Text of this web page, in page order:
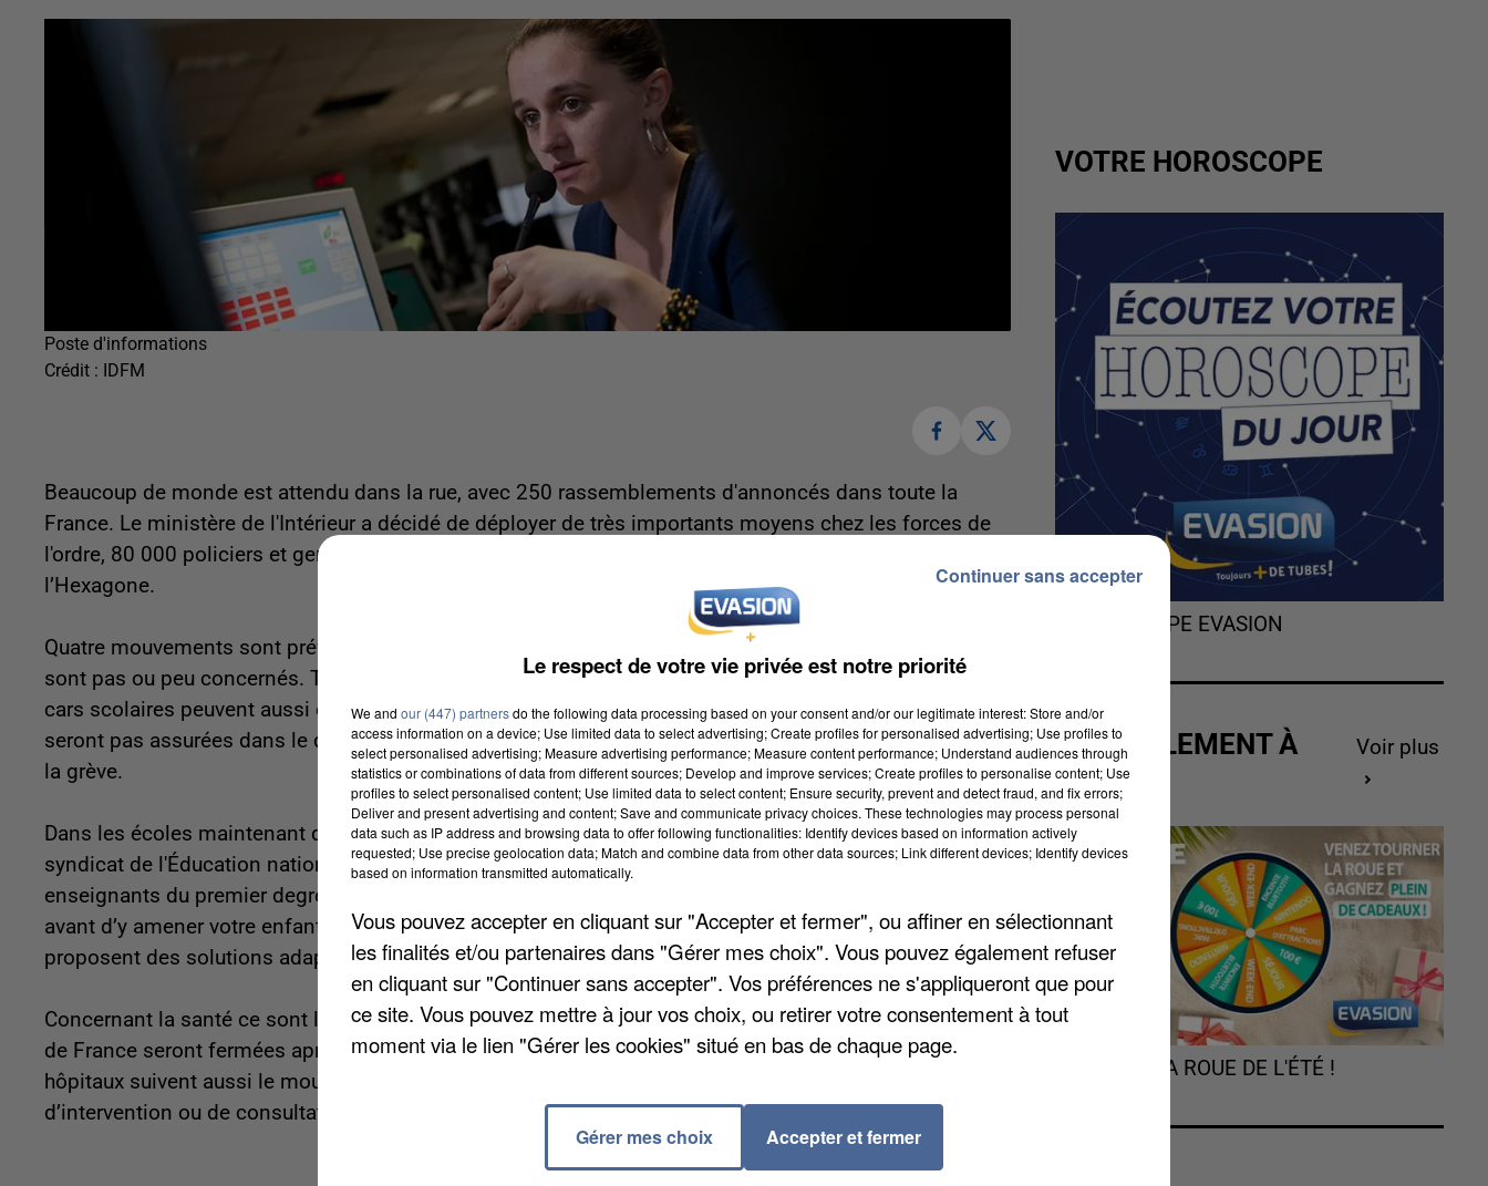
Poste d'informations
Crédit : IDFM
Beaucoup de monde est attendu dans la rue, avec 250 rassemblements d'annoncés dans toute la
France. Le ministère de l'Intérieur a décidé de déployer de très importants moyens chez les forces de
l'ordre, 80 000 policiers et gendarmes pour faire face aux près de 900 000 personnes attendues dans
l’Hexagone.
Quatre mouvements sont prévus dans la Somme dont à Amiens et Abbeville.Les avions et les TGV ne
sont pas ou peu concernés. Trois TER sur 5 sont prévus et 1 Intercités sur 2 devrait circuler. Les bus et
cars scolaires peuvent aussi être touchés localement. Près de 200 lignes scolaires de Transdev ne
seront pas assurées dans le département. À Paris la quasi-totalité des RER et métro seront touchés par
la grève.
Dans les écoles maintenant quelques fermetures sont prévues dans le département. Le principal
syndicat de l'Éducation nationale dans l'enseignement primaire, FSU-Snuipp prévoit qu'un tiers des
enseignants du premier degré soient en grève. Là aussi la seule solution est de contacter son école
avant d’y amener votre enfant. De nombreuses cantines resteront closes cette journée. Les mairies
proposent des solutions adaptées et locales.
Concernant la santé ce sont les pharmacies qui sont le plus impactées. Quasiment toutes les officines
de France seront fermées après un appel des syndicats. On tourne autour des 90% en moyenne. Les
hôpitaux suivent aussi le mouvement avec certains services qui ne peuvent être assurés. En cas
d’intervention ou de consultation programmée, il vaut mieux s’assurer du maintien du rendez-vous.
VOTRE HOROSCOPE
L'HOROSCOPE EVASION
ACTUELLEMENT À
GAGNER
Voir plus
TOURNEZ LA ROUE DE L'ÉTÉ !
Le respect de votre vie privée est notre priorité
We and our (447) partnersdo the following data processing based on your consent and/or our legitimate interest: Store and/or
access information on a device; Use limited data to select advertising; Create profiles for personalised advertising; Use profiles to
select personalised advertising; Measure advertising performance; Measure content performance; Understand audiences through
statistics or combinations of data from different sources; Develop and improve services; Create profiles to personalise content; Use
profiles to select personalised content; Use limited data to select content; Ensure security, prevent and detect fraud, and fix errors;
Deliver and present advertising and content; Save and communicate privacy choices. These technologies may process personal
data such as IP address and browsing data to offer following functionalities: Identify devices based on information actively
requested; Use precise geolocation data; Match and combine data from other data sources; Link different devices; Identify devices
based on information transmitted automatically.
Vous pouvez accepter en cliquant sur "Accepter et fermer", ou affiner en sélectionnant
les finalités et/ou partenaires dans "Gérer mes choix". Vous pouvez également refuser
en cliquant sur "Continuer sans accepter". Vos préférences ne s'appliqueront que pour
ce site. Vous pouvez mettre à jour vos choix, ou retirer votre consentement à tout
moment via le lien "Gérer les cookies" situé en bas de chaque page.
Gérer mes choix Accepter et fermer
Continuer sans accepter